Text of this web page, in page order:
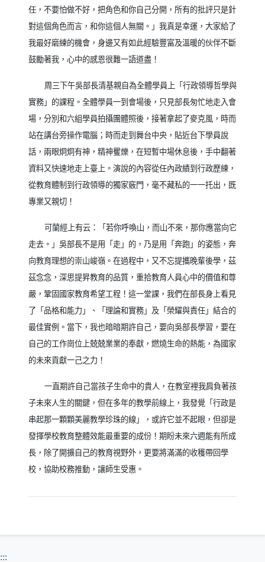
任，不要怕做不好，把角色和你自己分開，所有的批評只是針
對這個角色而言，和你這個人無關。」我真是幸運，大家給了
我最好磨練的機會，身邊又有如此經驗豐富及溫暖的伙伴不斷
鼓勵著我，心中的感恩很難一語道盡！
周三下午吳部長清基親自為全體學員上「行政領導哲學與
實務」的課程。全體學員一到會場後，只見部長匆忙地走入會
場，分別和六組學員拍攝團體照後，接著拿起了麥克風，時而
站在講台旁操作電腦；時而走到舞台中央，貼近台下學員說
話，兩眼炯炯有神，精神矍爍，在短暫中場休息後，手中翻著
資料又快速地走上臺上。演說的內容從任內政績到行政歷練，
從教育體制到行政領導的獨家竅門，毫不藏私的一一托出，既
專業又親切！
可蘭經上有云：「若你呼喚山，而山不來，那你應當向它
走去。」吳部長不是用「走」的，乃是用「奔跑」的姿態，奔
向教育理想的崇山峻嶺。在過程中，又不忘提攜晚輩後學，茲
茲念念，深思提昇教育的品質，重拾教育人員心中的價值和尊
嚴，鞏固國家教育希望工程！這一堂課，我們在部長身上看見
了「品格和能力」、「理論和實務」及「榮耀與責任」結合的
最佳實例。當下，我也暗暗期許自己，要向吳部長學習，要在
自己的工作崗位上兢兢業業的奉獻，燃燒生命的熱能，為國家
的未來貢獻一己之力！
一直期許自己當孩子生命中的貴人，在教室裡我肩負著孩
子未來人生的關鍵，但在多年的教學前線上，我發覺「行政是
串起那一顆顆美麗教學珍珠的線」，或許它並不起眼，但卻是
發揮學校教育整體效能最重要的成份！期盼未來六週能有所成
長，除了開擴自己的教育視野外，更要將滿滿的收穫帶回學
校，協助校務推動，讓師生受惠。
:::